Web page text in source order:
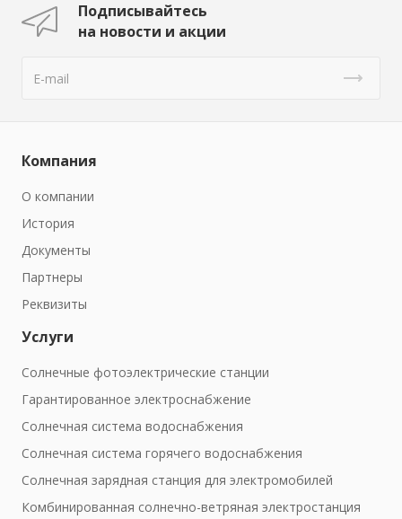
Подписывайтесь
на новости и акции
Компания
О компании
История
Документы
Партнеры
Реквизиты
Услуги
Солнечные фотоэлектрические станции
Гарантированное электроснабжение
Солнечная система водоснабжения
Солнечная система горячего водоснабжения
Солнечная зарядная станция для электромобилей
Комбинированная солнечно-ветряная электростанция